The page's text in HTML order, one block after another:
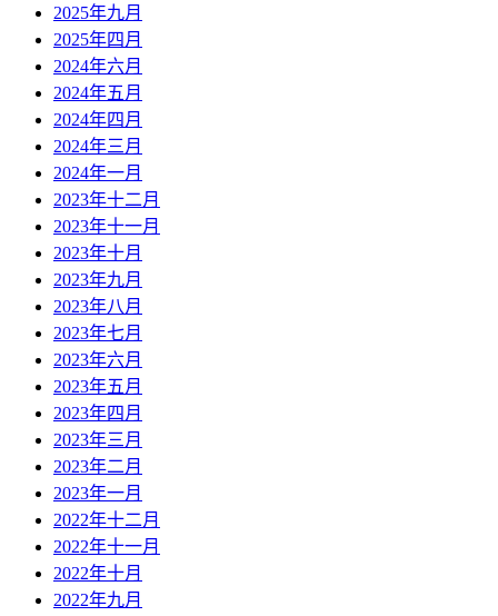
2025年九月
2025年四月
2024年六月
2024年五月
2024年四月
2024年三月
2024年一月
2023年十二月
2023年十一月
2023年十月
2023年九月
2023年八月
2023年七月
2023年六月
2023年五月
2023年四月
2023年三月
2023年二月
2023年一月
2022年十二月
2022年十一月
2022年十月
2022年九月